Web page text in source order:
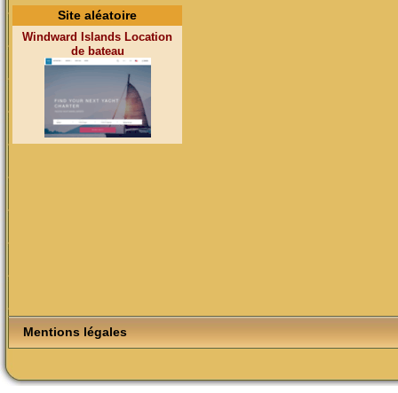
Site aléatoire
Windward Islands Location
de bateau
Mentions légales